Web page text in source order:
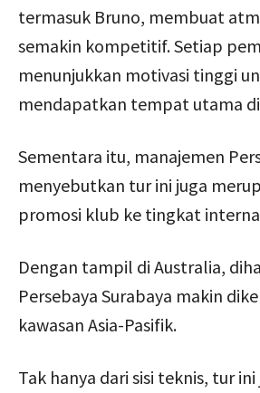
termasuk Bruno, membuat
semakin kompetitif. Setiap
menunjukkan motivasi tinggi
mendapatkan tempat utama
Sementara itu, manajemen
menyebutkan tur ini juga
promosi klub ke tingkat
Dengan tampil di Australia,
Persebaya Surabaya makin
kawasan Asia-Pasifik.
Tak hanya dari sisi teknis, tur